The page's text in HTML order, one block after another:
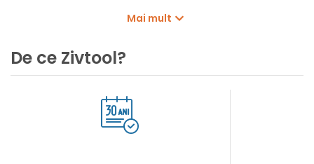
Mai mult
De ce Zivtool?